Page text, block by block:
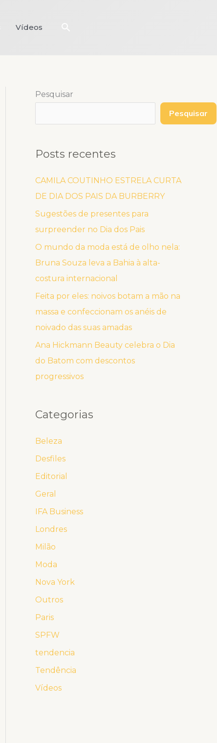
Vídeos Pesquisar
Pesquisar
Pesquisar
Posts recentes
CAMILA COUTINHO ESTRELA CURTA
DE DIA DOS PAIS DA BURBERRY
Sugestões de presentes para
surpreender no Dia dos Pais
O mundo da moda está de olho nela:
Bruna Souza leva a Bahia à alta-
costura internacional
Feita por eles: noivos botam a mão na
massa e confeccionam os anéis de
noivado das suas amadas
Ana Hickmann Beauty celebra o Dia
do Batom com descontos
progressivos
Categorias
Beleza
Desfiles
Editorial
Geral
IFA Business
Londres
Milão
Moda
Nova York
Outros
Paris
SPFW
tendencia
Tendência
Vídeos